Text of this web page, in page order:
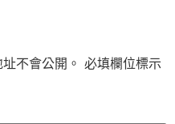
不會公開。 必填欄位標示